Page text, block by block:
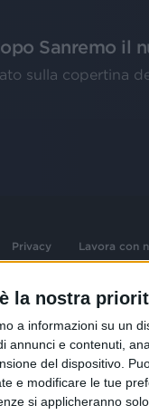
la nostra
a informazioni su un
e contenuti,
del dispositivo.
e modificare le tue
si applicheranno
Sanremo il
sulla copertina
Privacy Lavora con
normativa dei diritti
Imprese Milano - C.F. e
giornalistica Registrata